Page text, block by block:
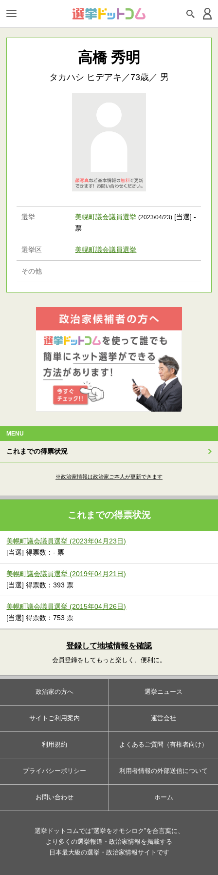
高橋 秀明
タカハシ ヒデアキ／73歳／ 男
選挙 美幌町議会議員選挙 (2023/04/23) [当選] -
票
選挙区 美幌町議会議員選挙
その他
MENU
これまでの得票状況
※政治家情報は政治家ご本人が更新できます
これまでの得票状況
美幌町議会議員選挙 (2023年04月23日)
[当選] 得票数：- 票
美幌町議会議員選挙 (2019年04月21日)
[当選] 得票数：393 票
美幌町議会議員選挙 (2015年04月26日)
[当選] 得票数：753 票
登録して地域情報を確認
会員登録をしてもっと楽しく、便利に。
政治家の方へ 選挙ニュース
サイトご利用案内 運営会社
利用規約 よくあるご質問（有権者向け）
プライバシーポリシー 利用者情報の外部送信について
お問い合わせ ホーム
選挙ドットコムでは”選挙をオモシロク”を合言葉に、
より多くの選挙報道・政治家情報を掲載する
日本最大級の選挙・政治家情報サイトです